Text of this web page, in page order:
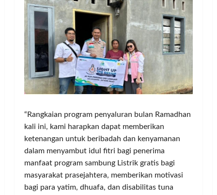
“Rangkaian program penyaluran bulan Ramadhan
kali ini, kami harapkan dapat memberikan
ketenangan untuk beribadah dan kenyamanan
dalam menyambut idul fitri bagi penerima
manfaat program sambung Listrik gratis bagi
masyarakat prasejahtera, memberikan motivasi
bagi para yatim, dhuafa, dan disabilitas tuna